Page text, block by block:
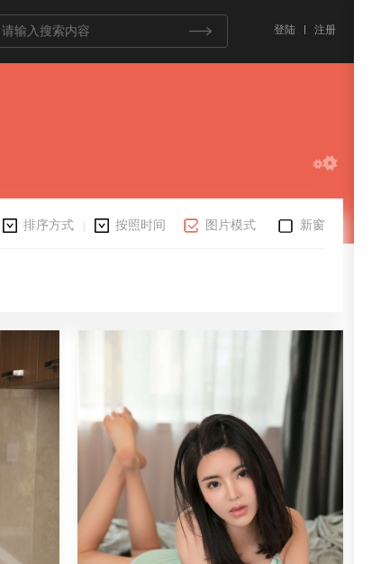
登陆 注册
新窗
图片模式
排序方式 按照时间